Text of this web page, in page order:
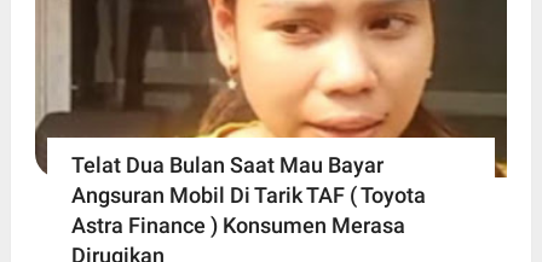
Telat Dua Bulan Saat Mau Bayar
Angsuran Mobil Di Tarik TAF ( Toyota
Astra Finance ) Konsumen Merasa
Dirugikan